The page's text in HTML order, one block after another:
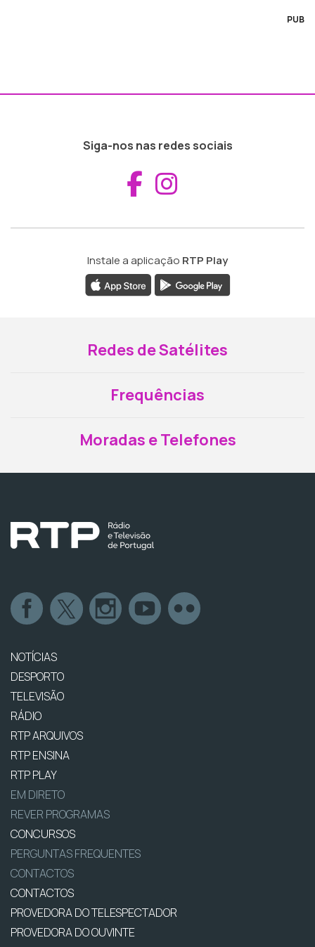
PUB
Siga-nos nas redes sociais
Aceder ao
Instale a aplicação RTP Play
Redes de Satélites
Frequências
Moradas e Telefones
NOTÍCIAS
DESPORTO
TELEVISÃO
RÁDIO
RTP ARQUIVOS
RTP ENSINA
RTP PLAY
EM DIRETO
REVER PROGRAMAS
CONCURSOS
PERGUNTAS FREQUENTES
CONTACTOS
CONTACTOS
PROVEDORA DO TELESPECTADOR
PROVEDORA DO OUVINTE